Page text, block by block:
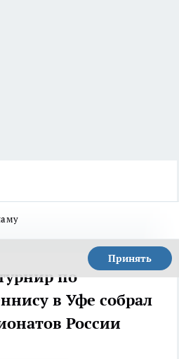
Принять
по
в Уфе собрал
России